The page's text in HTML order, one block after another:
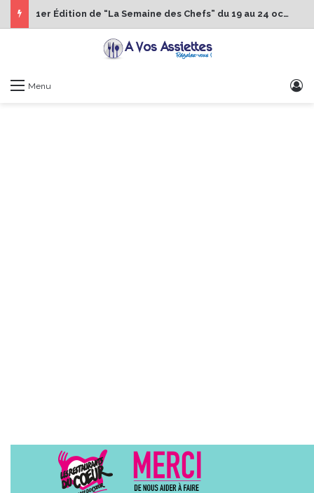
1er Édition de “La Semaine des Chefs” du 19 au 24 octobre 2026
Menu